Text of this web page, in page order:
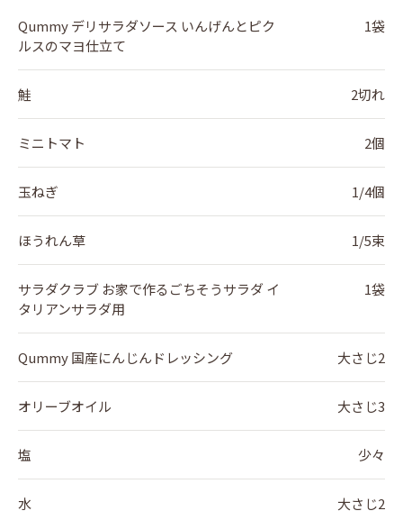
Qummy デリサラダソース いんげんとピク
ルスのマヨ仕立て
1袋
鮭 2切れ
ミニトマト 2個
玉ねぎ 1/4個
ほうれん草 1/5束
サラダクラブ お家で作るごちそうサラダ イ
タリアンサラダ用
1袋
Qummy 国産にんじんドレッシング 大さじ2
オリーブオイル 大さじ3
塩 少々
水 大さじ2